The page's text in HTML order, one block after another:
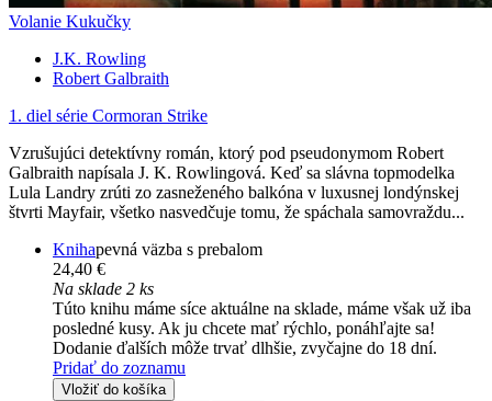
Volanie Kukučky
J.K. Rowling
Robert Galbraith
1. diel série Cormoran Strike
Vzrušujúci detektívny román, ktorý pod pseudonymom Robert
Galbraith napísala J. K. Rowlingová. Keď sa slávna topmodelka
Lula Landry zrúti zo zasneženého balkóna v luxusnej londýnskej
štvrti Mayfair, všetko nasvedčuje tomu, že spáchala samovraždu...
Knihapevná väzba s prebalom
24,40 €
Na sklade 2 ks
Túto knihu máme síce aktuálne na sklade, máme však už iba
posledné kusy. Ak ju chcete mať rýchlo, ponáhľajte sa!
Dodanie ďalších môže trvať dlhšie, zvyčajne do 18 dní.
Pridať do zoznamu
Vložiť do košíka